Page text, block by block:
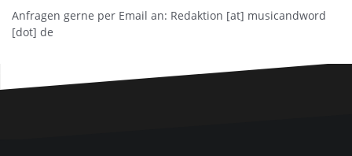
Anfragen gerne per Email an: Redaktion [at] musicandword
[dot] de